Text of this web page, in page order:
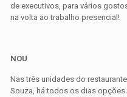
de executivos, para vários
na volta ao trabalho presencial!
NOU
Nas três unidades do
Souza, há todos os dias opções